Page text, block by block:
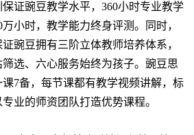
证豌豆教学水平，360小时专业教学
小时，教学能力终身评测。同时，
豌豆拥有三阶立体教师培养体系，
选、六心服务始终为孩子。豌豆思
7备，每节课都有教学视频讲解，标
业的师资团队打造优势课程。